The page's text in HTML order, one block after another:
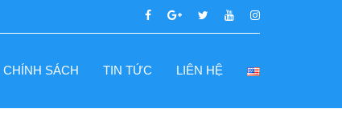
CHÍNH SÁCH TIN TỨC LIÊN HỆ